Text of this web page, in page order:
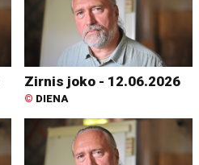
Zirnis joko - 12.06.2026
© DIENA